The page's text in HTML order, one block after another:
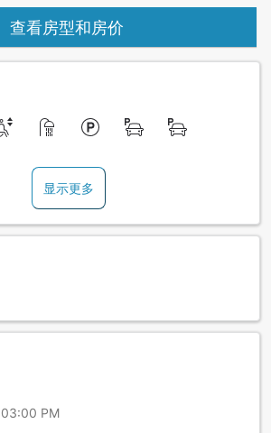
查看房型和房价
显示更多
03:00 PM